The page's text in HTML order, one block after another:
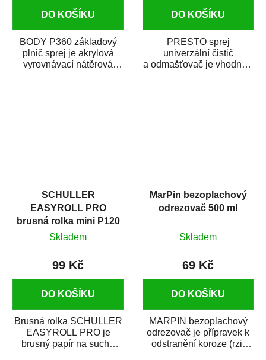
DO KOŠÍKU
BODY P360 základový
plnič sprej je akrylová
vyrovnávací nátěrová
DO KOŠÍKU
PRESTO sprej
univerzální čistič
a odmašťovač je vhodný k
SCHULLER
EASYROLL PRO
brusná rolka mini P120
Skladem
99 Kč
DO KOŠÍKU
Brusná rolka SCHULLER
EASYROLL PRO je
brusný papír na suché
MarPin bezoplachový
odrezovač 500 ml
Skladem
69 Kč
DO KOŠÍKU
MARPIN bezoplachový
odrezovač je přípravek k
odstranění koroze (rzi)